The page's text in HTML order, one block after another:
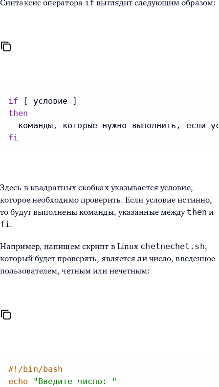
Синтаксис оператора if выглядит следующим образом:
if
then
fi
Здесь в квадратных скобках указывается условие,
которое необходимо проверить. Если условие истинно,
то будут выполнены команды, указанные между then и
fi .
Например, напишем скрипт в Linux chetnechet.sh,
который будет проверять, является ли число, введенное
пользователем, четным или нечетным:
#!/bin/bash
echo
"Введите число: "